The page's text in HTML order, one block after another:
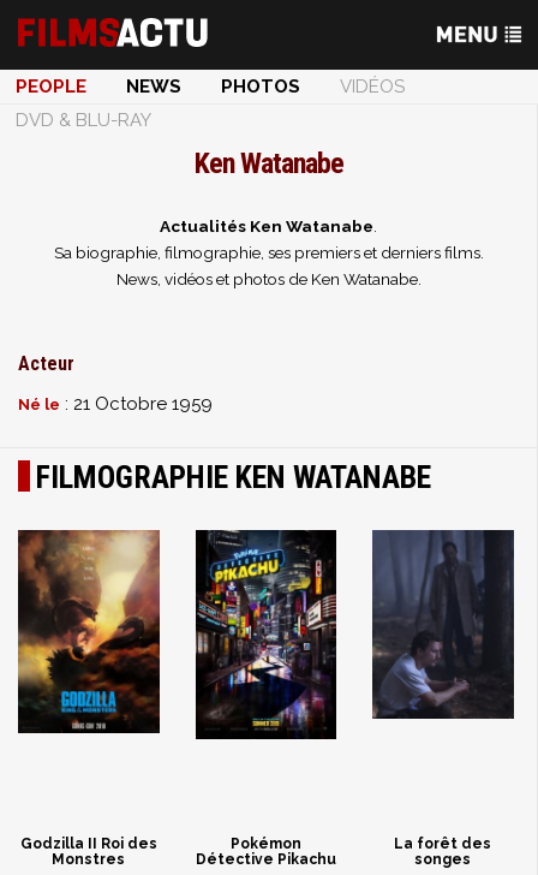
PEOPLE NEWS PHOTOS
VIDÉOS
DVD & BLU-RAY
Ken Watanabe
Actualités Ken Watanabe
Sa biographie, filmographie, ses premiers et derniers films.
News, vidéos et photos de Ken Watanabe.
Acteur
Né le : 21 Octobre 1959
FILMOGRAPHIE KEN WATANABE
Godzilla II Roi des
Monstres
Pokémon
Détective Pikachu
La forêt des
songes